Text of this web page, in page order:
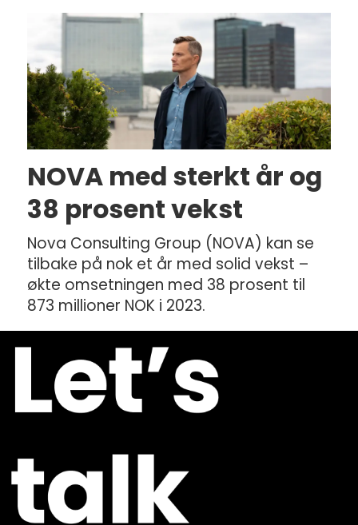
NOVA med sterkt år og
38 prosent vekst
Nova Consulting Group (NOVA) kan se
tilbake på nok et år med solid vekst –
økte omsetningen med 38 prosent til
873 millioner NOK i 2023.